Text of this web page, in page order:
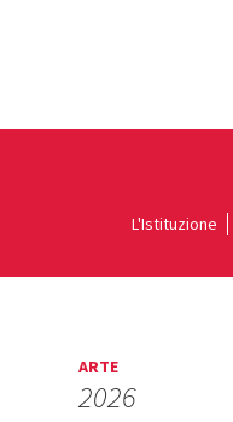
L'Istituzione
ARTE
2026